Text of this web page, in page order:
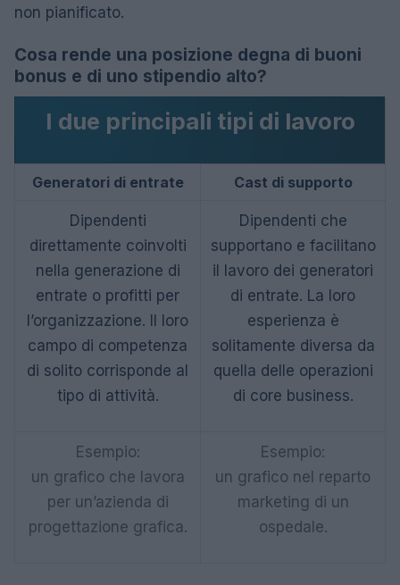
non pianificato.
Cosa rende una posizione degna di buoni
bonus e di uno stipendio alto?
I due principali tipi di lavoro
Generatori di entrate Cast di supporto
Dipendenti
direttamente coinvolti
nella generazione di
entrate o profitti per
l’organizzazione. Il loro
campo di competenza
di solito corrisponde al
tipo di attività.
Dipendenti che
supportano e facilitano
il lavoro dei generatori
di entrate. La loro
esperienza è
solitamente diversa da
quella delle operazioni
di core business.
Esempio:
un grafico che lavora
per un’azienda di
progettazione grafica.
Esempio:
un grafico nel reparto
marketing di un
ospedale.